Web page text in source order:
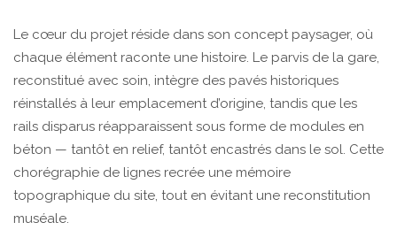
Le cœur du projet réside dans son concept paysager, où
chaque élément raconte une histoire. Le parvis de la gare,
reconstitué avec soin, intègre des pavés historiques
réinstallés à leur emplacement d’origine, tandis que les
rails disparus réapparaissent sous forme de modules en
béton — tantôt en relief, tantôt encastrés dans le sol. Cette
chorégraphie de lignes recrée une mémoire
topographique du site, tout en évitant une reconstitution
muséale.